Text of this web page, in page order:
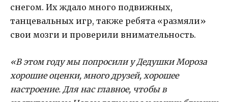
снегом. Их ждало много подвижных,
танцевальных игр, также ребята «размяли»
свои мозги и проверили внимательность.
«В этом году мы попросили у Дедушки Мороза
хорошие оценки, много друзей, хорошее
настроение. Для нас главное, чтобы в